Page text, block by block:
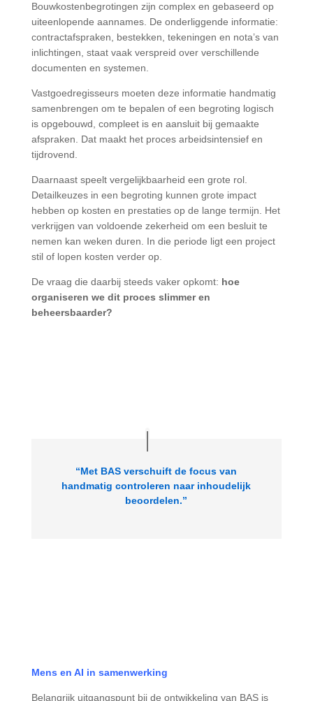
Bouwkostenbegrotingen zijn complex en gebaseerd op
uiteenlopende aannames. De onderliggende informatie:
contractafspraken, bestekken, tekeningen en nota’s van
inlichtingen, staat vaak verspreid over verschillende
documenten en systemen.
Vastgoedregisseurs moeten deze informatie handmatig
samenbrengen om te bepalen of een begroting logisch
is opgebouwd, compleet is en aansluit bij gemaakte
afspraken. Dat maakt het proces arbeidsintensief en
tijdrovend.
Daarnaast speelt vergelijkbaarheid een grote rol.
Detailkeuzes in een begroting kunnen grote impact
hebben op kosten en prestaties op de lange termijn. Het
verkrijgen van voldoende zekerheid om een besluit te
nemen kan weken duren. In die periode ligt een project
stil of lopen kosten verder op.
De vraag die daarbij steeds vaker opkomt: hoe
organiseren we dit proces slimmer en
beheersbaarder?
“Met BAS verschuift de focus van
handmatig controleren naar inhoudelijk
beoordelen.”
Mens en AI in samenwerking
Belangrijk uitgangspunt bij de ontwikkeling van BAS is